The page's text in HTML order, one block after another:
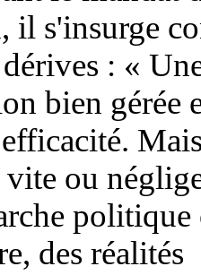
il s'insurge
: «
bien gérée
ou
politique
des réalités